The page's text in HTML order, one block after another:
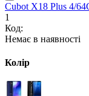
Cubot X18 Plus 4/
1
Код:
Немає в наявності
Колір